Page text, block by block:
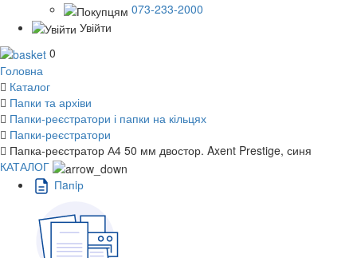
073-233-2000
Увійти
0
Головна
Каталог
Папки та архіви
Папки-реєстратори і папки на кільцях
Папки-реєстратори
Папка-реєстратор А4 50 мм двостор. Axent Prestige, синя
КАТАЛОГ
Пaпiр